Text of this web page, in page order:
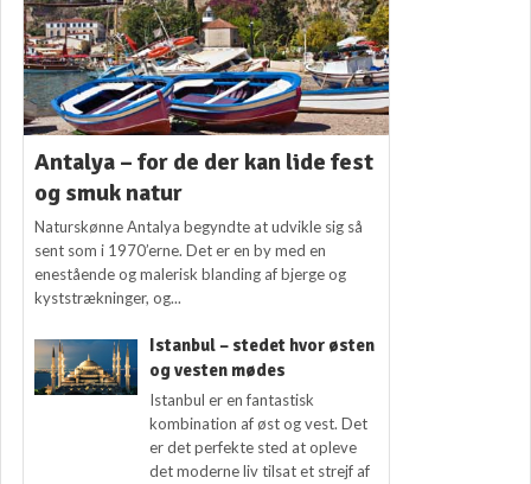
Antalya – for de der kan lide fest
og smuk natur
Naturskønne Antalya begyndte at udvikle sig så
sent som i 1970’erne. Det er en by med en
enestående og malerisk blanding af bjerge og
kyststrækninger, og...
Istanbul – stedet hvor østen
og vesten mødes
Istanbul er en fantastisk
kombination af øst og vest. Det
er det perfekte sted at opleve
det moderne liv tilsat et strejf af